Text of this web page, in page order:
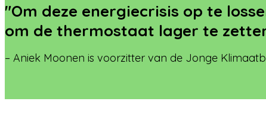
"Om deze energiecrisis op te
om de thermostaat lager te
– Aniek Moonen is voorzitter van de Jonge